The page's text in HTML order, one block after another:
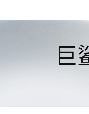
巨